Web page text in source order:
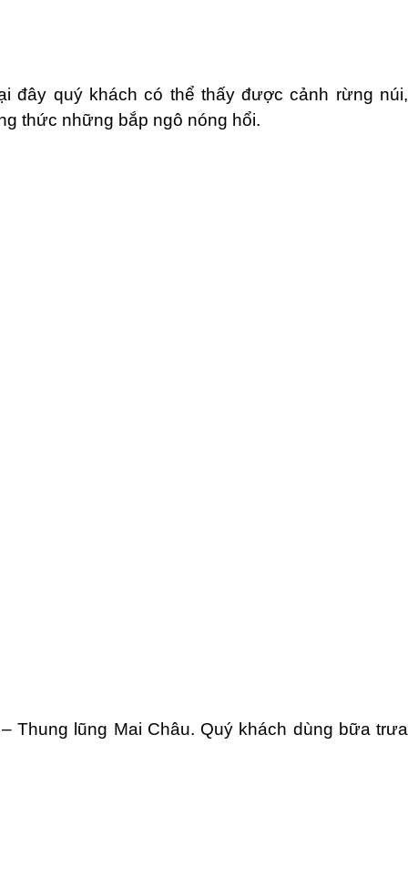
đây quý khách có thể thấy được cảnh rừng núi,
thức những bắp ngô nóng hổi.
Thung lũng Mai Châu. Quý khách dùng bữa trưa